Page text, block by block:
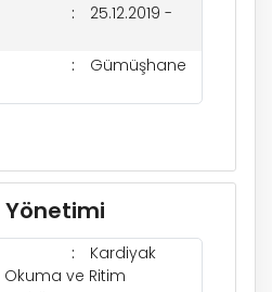
25.12.2019 -
Gümüşhane
Yönetimi
Kardiyak
Okuma ve Ritim